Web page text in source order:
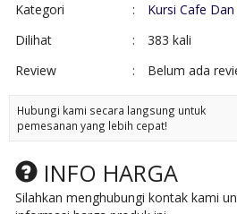
Kategori
:
Kursi Cafe
Dilihat
:
383 kali
Review
: Belum ada
Hubungi kami secara langsung untuk
pemesanan yang lebih cepat!
INFO HARGA
Silahkan menghubungi kontak kami